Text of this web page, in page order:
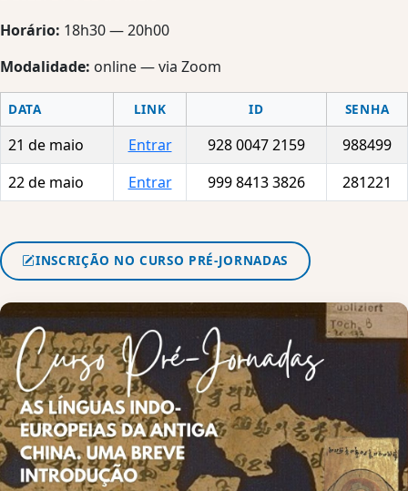
Horário: 18h30 — 20h00
Modalidade: online — via Zoom
DATA LINK ID SENHA
21 de maio Entrar 928 0047 2159
988499
22 de maio
Entrar 999 8413 3826 281221
INSCRIÇÃO NO CURSO PRÉ-JORNADAS